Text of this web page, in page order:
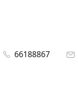
66188867